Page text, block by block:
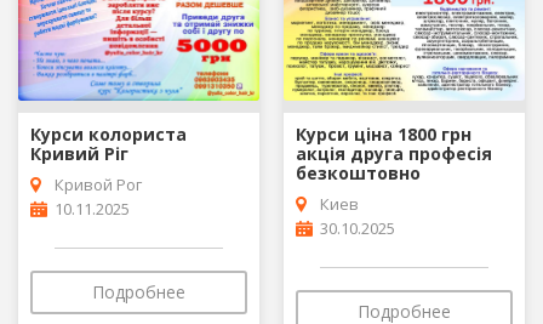
Курси колориста
Кривий Ріг
Кривой Рог
10.11.2025
Подробнее
Курси ціна 1800 грн
акція друга професія
безкоштовно
Киев
30.10.2025
Подробнее